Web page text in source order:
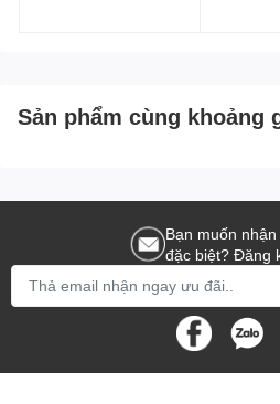
Sản phẩm cùng khoảng
Bạn muốn
đặc biệt? Đăng